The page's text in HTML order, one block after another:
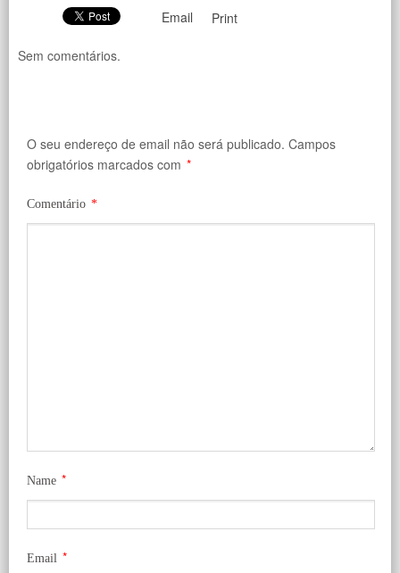
Email Print
Sem comentários.
O seu endereço de email não será publicado. Campos
obrigatórios marcados com *
Comentário *
Name *
Email *